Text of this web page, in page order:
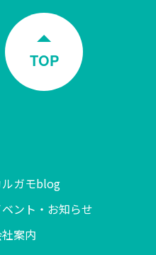
TOP
ルガモblog
ント・お知らせ
案内